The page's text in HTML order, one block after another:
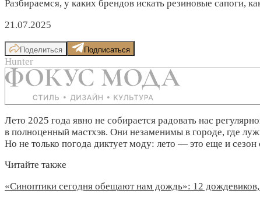
Разбираемся, у каких брендов искать резиновые сапоги,
21.07.2025
Поделиться Подписаться
Hunter
Лето 2025 года явно не собирается радовать нас
в полноценный мастхэв. Они незаменимы в городе, где
Но не только погода диктует моду: лето — это еще и
Читайте также
«Синоптики сегодня обещают нам дождь»: 12